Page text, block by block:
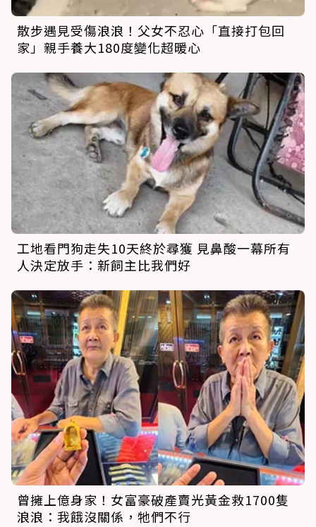
散步遇見受傷浪浪！父女不忍心「直接打包回
家」親手養大180度變化超暖心
工地看門狗走失10天終於尋獲 見鼻酸一幕所有
人決定放手：新飼主比我們好
曾擁上億身家！女富豪破產賣光黃金救1700隻
浪浪：我餓沒關係，牠們不行